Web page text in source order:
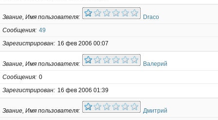
Звание, Имя пользователя
Draco
Сообщения 49
Зарегистрирован
16 фев 2006 00:07
Звание, Имя пользователя
Валерий
Сообщения 0
Зарегистрирован
16 фев 2006 01:39
Звание, Имя пользователя
Дмитрий